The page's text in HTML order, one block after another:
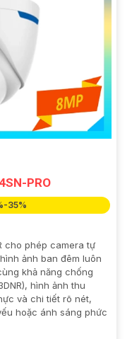
PRO
35%
cho phép camera tự
ảnh ban đêm luôn
khả năng chống
hình ảnh thu
và chi tiết rõ nét,
hoặc ánh sáng phức